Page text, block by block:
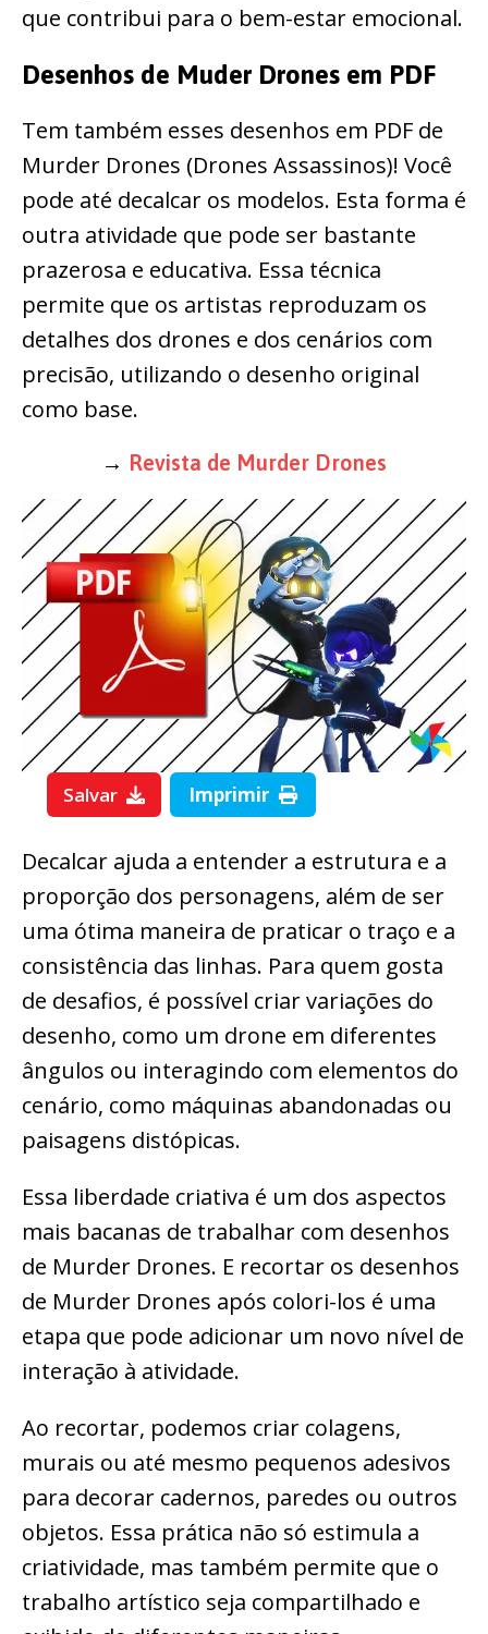
que contribui para o bem-estar emocional.
Desenhos de Muder Drones em PDF
Tem também esses desenhos em PDF de
Murder Drones (Drones Assassinos)! Você
pode até decalcar os modelos. Esta forma é
outra atividade que pode ser bastante
prazerosa e educativa. Essa técnica
permite que os artistas reproduzam os
detalhes dos drones e dos cenários com
precisão, utilizando o desenho original
como base.
→ Revista de Murder Drones
Salvar Imprimir
Decalcar ajuda a entender a estrutura e a
proporção dos personagens, além de ser
uma ótima maneira de praticar o traço e a
consistência das linhas. Para quem gosta
de desafios, é possível criar variações do
desenho, como um drone em diferentes
ângulos ou interagindo com elementos do
cenário, como máquinas abandonadas ou
paisagens distópicas.
Essa liberdade criativa é um dos aspectos
mais bacanas de trabalhar com desenhos
de Murder Drones. E recortar os desenhos
de Murder Drones após colori-los é uma
etapa que pode adicionar um novo nível de
interação à atividade.
Ao recortar, podemos criar colagens,
murais ou até mesmo pequenos adesivos
para decorar cadernos, paredes ou outros
objetos. Essa prática não só estimula a
criatividade, mas também permite que o
trabalho artístico seja compartilhado e